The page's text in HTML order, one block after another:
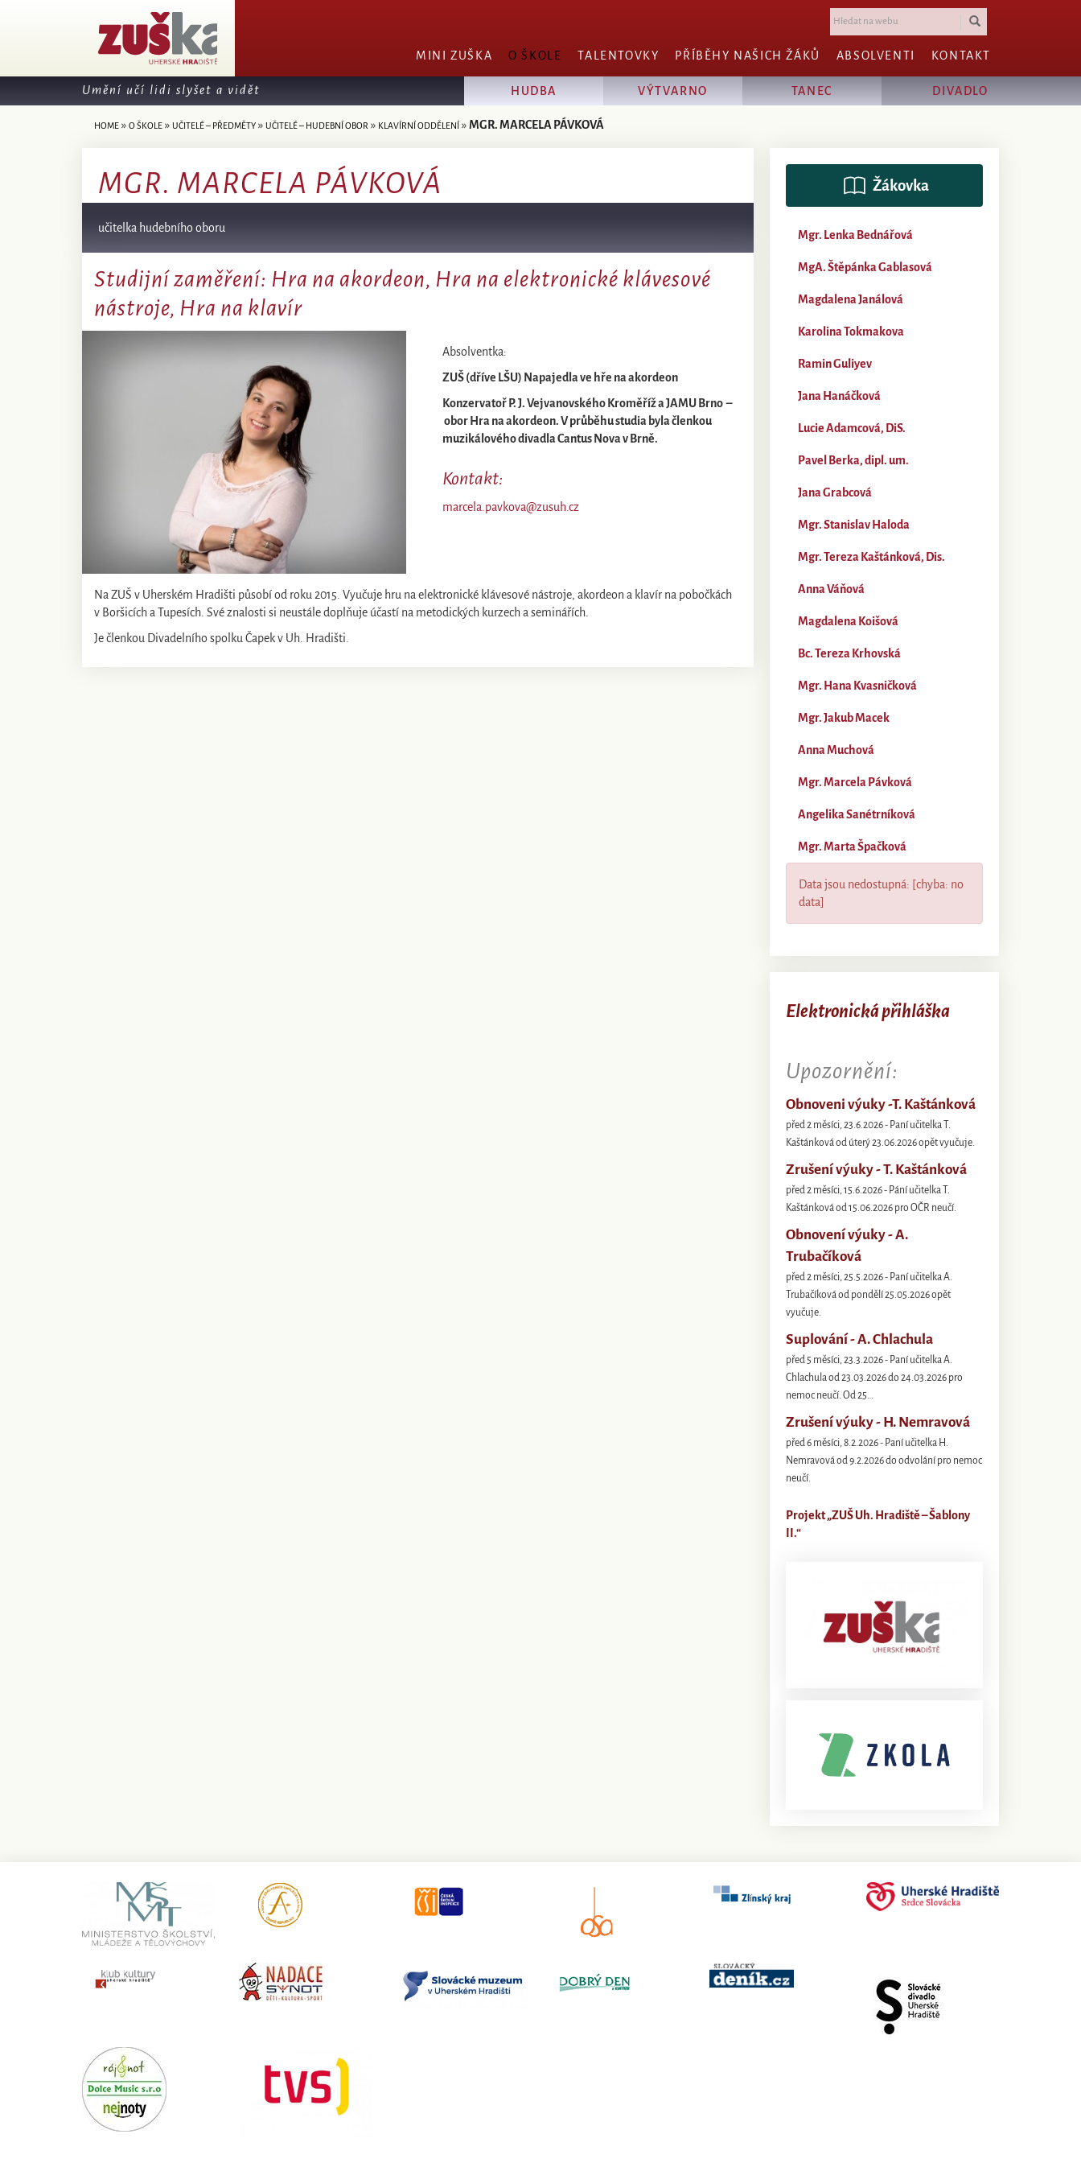
MINI ZUŠKA O ŠKOLE TALENTOVKY PŘÍBĚHY NAŠICH ŽÁKŮ ABSOLVENTI KONTAKT
Umění učí lidi slyšet a vidět HUDBA VÝTVARNO TANEC DIVADLO
HOME » O ŠKOLE » UČITELÉ – PŘEDMĚTY » UČITELÉ – HUDEBNÍ OBOR » KLAVÍRNÍ ODDĚLENÍ »MGR. MARCELA PÁVKOVÁ
MGR. MARCELA PÁVKOVÁ
učitelka hudebního oboru
Studijní zaměření: Hra na akordeon, Hra na elektronické klávesové
nástroje, Hra na klavír
Absolventka:
ZUŠ (dříve LŠU) Napajedla ve hře na akordeon
Konzervatoř P. J. Vejvanovského Kroměříž a JAMU Brno –
obor Hra na akordeon. V průběhu studia byla členkou
muzikálového divadla Cantus Nova v Brně.
Kontakt:
marcela.pavkova@zusuh.cz
Na ZUŠ v Uherském Hradišti působí od roku 2015. Vyučuje hru na elektronické klávesové nástroje, akordeon a klavír na pobočkách
v Boršicích a Tupesích. Své znalosti si neustále doplňuje účastí na metodických kurzech a seminářích.
Je členkou Divadelního spolku Čapek v Uh. Hradišti.
Žákovka
Mgr. Lenka Bednářová
MgA. Štěpánka Gablasová
Magdalena Janálová
Karolina Tokmakova
Ramin Guliyev
Jana Hanáčková
Lucie Adamcová, DiS.
Pavel Berka, dipl. um.
Jana Grabcová
Mgr. Stanislav Haloda
Mgr. Tereza Kaštánková, Dis.
Anna Váňová
Magdalena Koišová
Bc. Tereza Krhovská
Mgr. Hana Kvasničková
Mgr. Jakub Macek
Anna Muchová
Mgr. Marcela Pávková
Angelika Sanétrníková
Mgr. Marta Špačková
Data jsou nedostupná: [chyba: no
data]
Elektronická přihláška
Upozornění:
Obnoveni výuky -T. Kaštánková
před 2 měsíci, 23.6.2026 - Paní učitelka T.
Kaštánková od úterý 23.06.2026 opět vyučuje.
Zrušení výuky - T. Kaštánková
před 2 měsíci, 15.6.2026 - Pání učitelka T.
Kaštánková od 15.06.2026 pro OČR neučí.
Obnovení výuky - A.
Trubačíková
před 2 měsíci, 25.5.2026 - Paní učitelka A.
Trubačíková od pondělí 25.05.2026 opět
vyučuje.
Suplování - A. Chlachula
před 5 měsíci, 23.3.2026 - Paní učitelka A.
Chlachula od 23.03.2026 do 24.03.2026 pro
nemoc neučí. Od 25…
Zrušení výuky - H. Nemravová
před 6 měsíci, 8.2.2026 - Paní učitelka H.
Nemravová od 9.2.2026 do odvolání pro nemoc
neučí.
Projekt „ZUŠ Uh. Hradiště – Šablony
II.“